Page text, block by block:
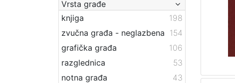
Vrsta građe
knjiga
198
zvučna građa - neglazbena 154
grafička građa
106
razglednica
53
notna građa
43